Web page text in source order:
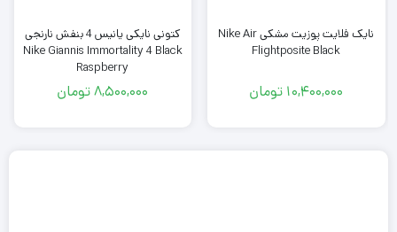
نایک فلایت پوزیت مشکی Nike Air
Flightposite Black
10,400,000 تومان
کتونی نایکی یانیس 4 بنفش نارنجی
Nike Giannis Immortality 4 Black
Raspberry
8,500,000تومان